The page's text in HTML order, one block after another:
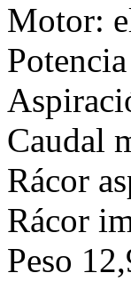
Motor:
Caudal
Rácor
Rácor
Peso